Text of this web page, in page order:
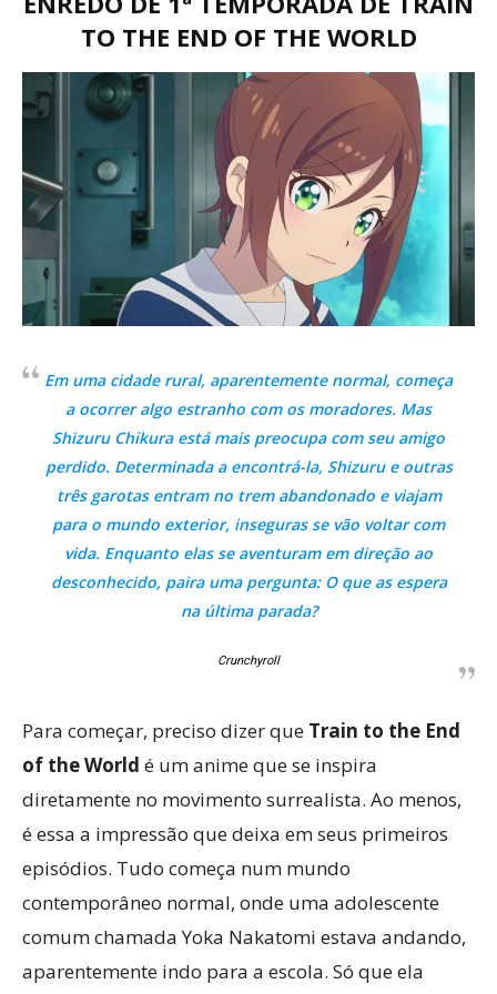
TO THE END OF THE WORLD
Em uma cidade rural, aparentemente normal, começa
a ocorrer algo estranho com os moradores. Mas
Shizuru Chikura está mais preocupa com seu amigo
perdido. Determinada a encontrá-la, Shizuru e outras
três garotas entram no trem abandonado e viajam
para o mundo exterior, inseguras se vão voltar com
vida. Enquanto elas se aventuram em direção ao
desconhecido, paira uma pergunta: O que as espera
na última parada?
Crunchyroll
Para começar, preciso dizer que Train to the End
of the World é um anime que se inspira
diretamente no movimento surrealista. Ao menos,
é essa a impressão que deixa em seus primeiros
episódios. Tudo começa num mundo
contemporâneo normal, onde uma adolescente
comum chamada Yoka Nakatomi estava andando,
aparentemente indo para a escola. Só que ela